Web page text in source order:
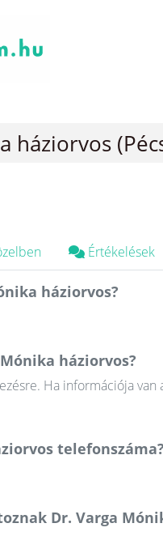
háziorvos
Értékelések
háziorvos?
háziorvos?
Ha információja
telefonszáma?
Dr. Varga